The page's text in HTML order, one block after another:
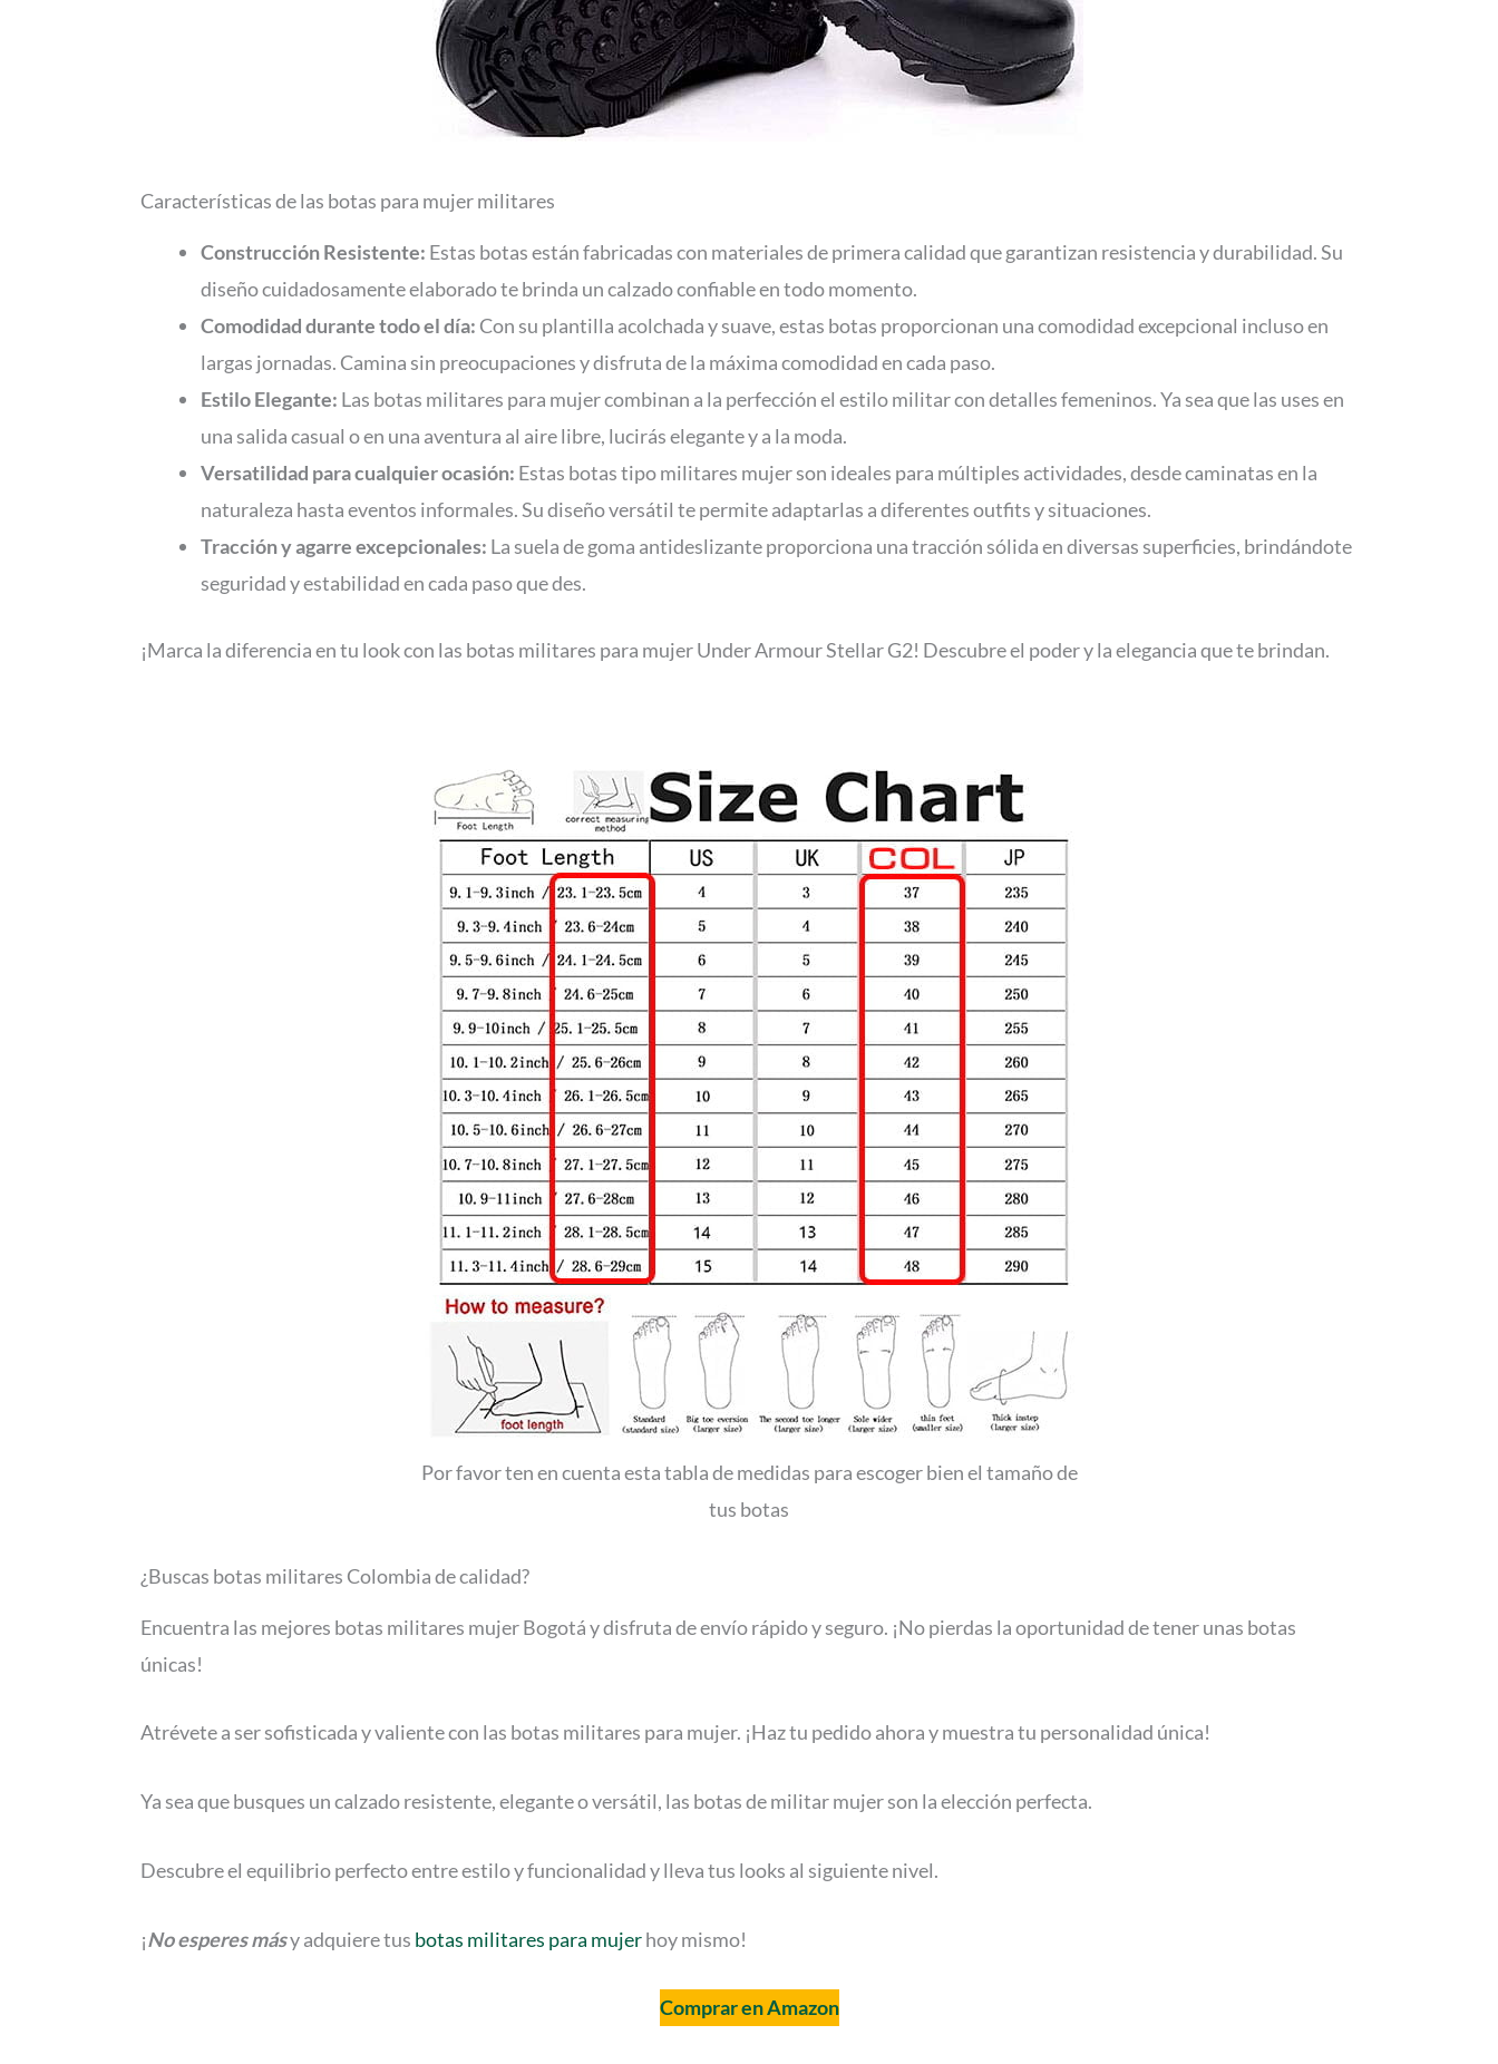
Características de las botas para mujer militares
Construcción Resistente: Estas botas están fabricadas con materiales de primera calidad que garantizan resistencia y durabilidad. Su
diseño cuidadosamente elaborado te brinda un calzado confiable en todo momento.
Comodidad durante todo el día: Con su plantilla acolchada y suave, estas botas proporcionan una comodidad excepcional incluso en
largas jornadas. Camina sin preocupaciones y disfruta de la máxima comodidad en cada paso.
Estilo Elegante: Las botas militares para mujer combinan a la perfección el estilo militar con detalles femeninos. Ya sea que las uses en
una salida casual o en una aventura al aire libre, lucirás elegante y a la moda.
Versatilidad para cualquier ocasión: Estas botas tipo militares mujer son ideales para múltiples actividades, desde caminatas en la
naturaleza hasta eventos informales. Su diseño versátil te permite adaptarlas a diferentes outfits y situaciones.
Tracción y agarre excepcionales: La suela de goma antideslizante proporciona una tracción sólida en diversas superficies, brindándote
seguridad y estabilidad en cada paso que des.
¡Marca la diferencia en tu look con las botas militares para mujer Under Armour Stellar G2! Descubre el poder y la elegancia que te brindan.
Por favor ten en cuenta esta tabla de medidas para escoger bien el tamaño de
tus botas
¿Buscas botas militares Colombia de calidad?
Encuentra las mejores botas militares mujer Bogotá y disfruta de envío rápido y seguro. ¡No pierdas la oportunidad de tener unas botas
únicas!
Atrévete a ser sofisticada yvalientecon las botas militares para mujer. ¡Haz tu pedido ahora y muestra tu personalidad única!
Ya sea que busques un calzado resistente, elegante o versátil, las botas de militar mujer son la elección perfecta.
Descubre el equilibrio perfecto entre estilo y funcionalidad y lleva tus looks al siguiente nivel.
¡No esperes másy adquiere tus botas militares para mujerhoy mismo!
Comprar en Amazon